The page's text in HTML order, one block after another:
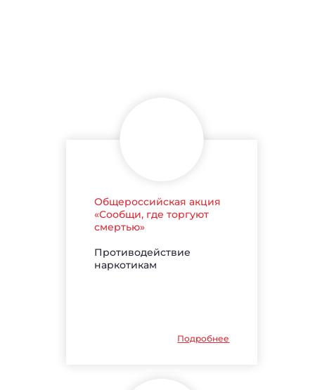
Общероссийская акция
«Сообщи, где торгуют
смертью»
Противодействие
наркотикам
Подробнее